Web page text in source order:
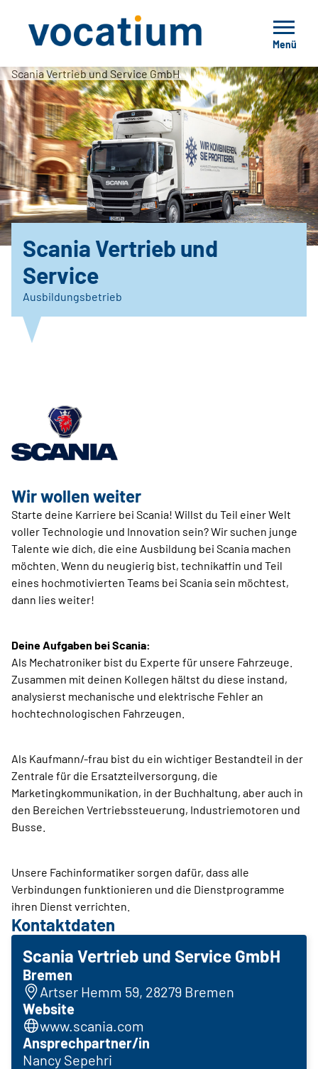
Menü
Scania Vertrieb und Service GmbH
Scania Vertrieb und
Service
Ausbildungsbetrieb
Wir wollen weiter
Starte deine Karriere bei Scania! Willst du Teil einer Welt
voller Technologie und Innovation sein? Wir suchen junge
Talente wie dich, die eine Ausbildung bei Scania machen
möchten. Wenn du neugierig bist, technik­affin und Teil
eines hochmotivierten Teams bei Scania sein möchtest,
dann lies weiter!
Deine Aufgaben bei Scania:
Als Mechatroniker bist du Experte für unsere Fahrzeuge.
Zusammen mit deinen Kollegen hältst du diese instand,
analysierst mechanische und elektrische Fehler an
hochtechnologischen Fahrzeugen.
Als Kaufmann/-frau bist du ein wichtiger Bestandteil in der
Zentrale für die Ersatzteilversorgung, die
Marketingkommunikation, in der Buchhaltung, aber auch in
den Bereichen Vertriebssteuerung, Industriemotoren und
Busse.
Unsere Fachinformatiker sorgen dafür, dass alle
Verbindungen funktionieren und die Dienstprogramme
ihren Dienst verrichten.
Kontaktdaten
Scania Vertrieb und Service GmbH
Bremen
Artser Hemm 59, 28279 Bremen
Website
www.scania.com
Ansprechpartner/in
Nancy Sepehri